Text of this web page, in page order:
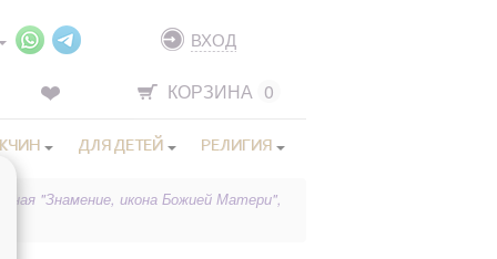
ВХОД
КОРЗИНА 0
ДЛЯ ДЕТЕЙ РЕЛИГИЯ
"Знамение, икона Божией Матери",